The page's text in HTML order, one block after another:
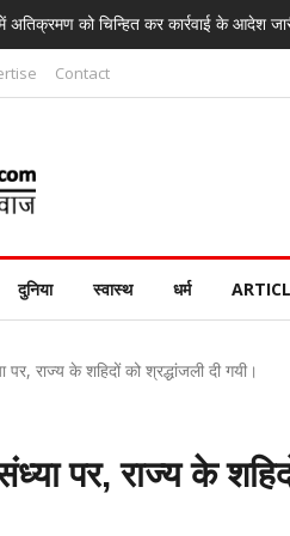
अतिक्रमण को चिन्हित कर कार्रवाई के आदेश
Contact
दुनिया स्वास्थ धर्म
पर, राज्य के शहिदों को श्रद्धांजली दी गयी।
पर, राज्य के